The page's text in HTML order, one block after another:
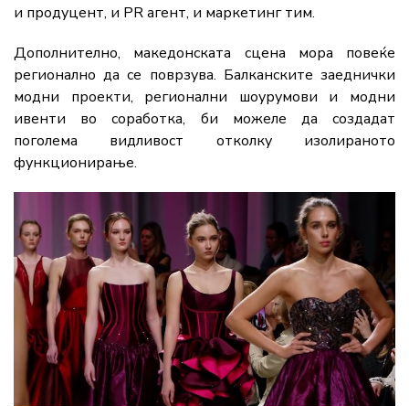
и продуцент, и PR агент, и маркетинг тим.
Дополнително, македонската сцена мора повеќе
регионално да се поврзува. Балканските заеднички
модни проекти, регионални шоурумови и модни
ивенти во соработка, би можеле да создадат
поголема видливост отколку изолираното
функционирање.